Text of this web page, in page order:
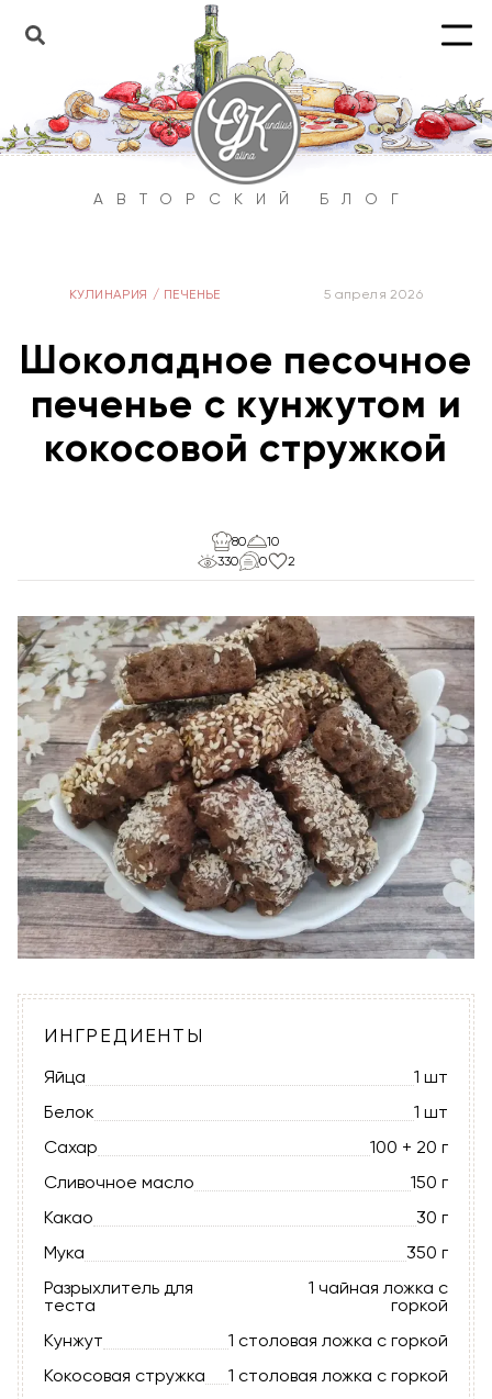
АВТОРСКИЙ БЛОГ
КУЛИНАРИЯ / ПЕЧЕНЬЕ 5 апреля 2026
Шоколадное песочное
печенье с кунжутом и
кокосовой стружкой
80
10
330
0 2
ИНГРЕДИЕНТЫ
Яйца
1 шт
Белок
1 шт
Сахар
100 + 20 г
Сливочное масло
150 г
Какао
30 г
Мука
350 г
Разрыхлитель для
теста
1 чайная ложка с
горкой
Кунжут
1 столовая ложка с горкой
Кокосовая стружка
1 столовая ложка с горкой